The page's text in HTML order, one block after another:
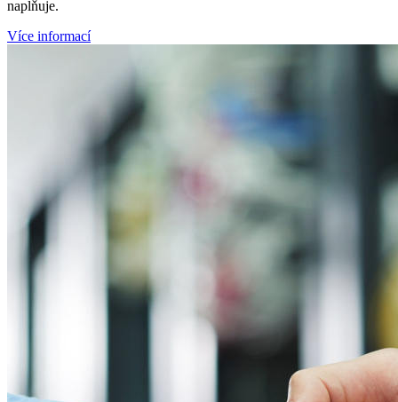
naplňuje.
Více informací